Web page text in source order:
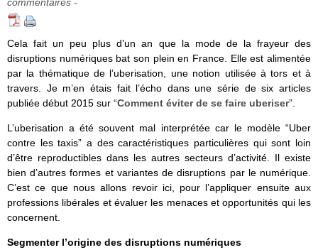
Cela fait un peu plus d’un an que la mode de la frayeur des
disruptions numériques bat son plein en France. Elle est alimentée
par la thématique de l’uberisation, une notion utilisée à tors et à
travers. Je m’en étais fait l’écho dans une série de six articles
publiée début 2015 sur “Comment éviter de se faire uberiser”.
L’uberisation a été souvent mal interprétée car le modèle “Uber
contre les taxis” a des caractéristiques particulières qui sont loin
d’être reproductibles dans les autres secteurs d’activité. Il existe
bien d’autres formes et variantes de disruptions par le numérique.
C’est ce que nous allons revoir ici, pour l’appliquer ensuite aux
professions libérales et évaluer les menaces et opportunités qui les
concernent.
Segmenter l’origine des disruptions numériques